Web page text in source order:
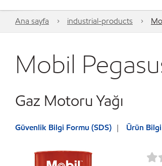
Ana sayfa industrial-products
Mobil
Gaz Motoru Yağı
Güvenlik Bilgi Formu (SDS) Ürün